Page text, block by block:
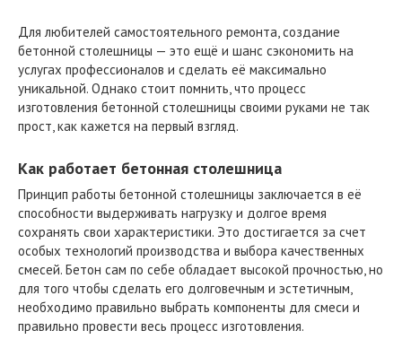
Для любителей самостоятельного ремонта, создание
бетонной столешницы — это ещё и шанс сэкономить на
услугах профессионалов и сделать её максимально
уникальной. Однако стоит помнить, что процесс
изготовления бетонной столешницы своими руками не так
прост, как кажется на первый взгляд.
Как работает бетонная столешница
Принцип работы бетонной столешницы заключается в её
способности выдерживать нагрузку и долгое время
сохранять свои характеристики. Это достигается за счет
особых технологий производства и выбора качественных
смесей. Бетон сам по себе обладает высокой прочностью, но
для того чтобы сделать его долговечным и эстетичным,
необходимо правильно выбрать компоненты для смеси и
правильно провести весь процесс изготовления.